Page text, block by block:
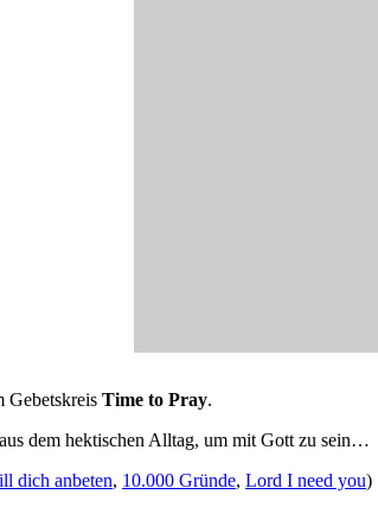
Gebetskreis Time to Pray.
dem hektischen Alltag, um mit Gott zu sein…
dich anbeten, 10.000 Gründe, Lord I need you)